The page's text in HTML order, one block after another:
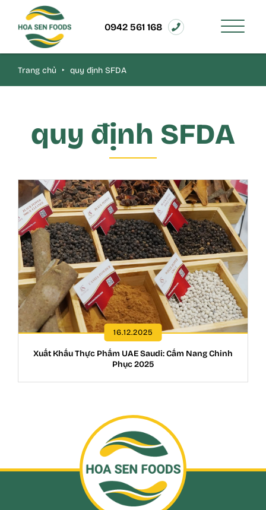
0942 561 168
Trang chủ ‣ quy định SFDA
quy định SFDA
16.12.2025
Xuất Khẩu Thực Phẩm UAE Saudi: Cẩm Nang Chinh
Phục 2025